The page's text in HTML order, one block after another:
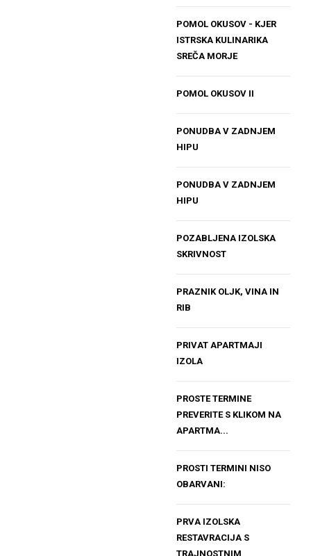
POMOL OKUSOV - KJER
ISTRSKA KULINARIKA
SREČA MORJE
POMOL OKUSOV II
PONUDBA V ZADNJEM
HIPU
PONUDBA V ZADNJEM
HIPU
POZABLJENA IZOLSKA
SKRIVNOST
PRAZNIK OLJK, VINA IN
RIB
PRIVAT APARTMAJI
IZOLA
PROSTE TERMINE
PREVERITE S KLIKOM NA
APARTMA...
PROSTI TERMINI NISO
OBARVANI:
PRVA IZOLSKA
RESTAVRACIJA S
TRAJNOSTNIM